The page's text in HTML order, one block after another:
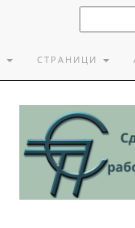
СТРАНИЦИ